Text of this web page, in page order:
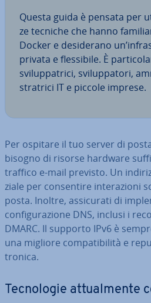
Questa guida è pensata per
ze tecniche che hanno
Docker e de­si­de­ra­no
privata e fles­si­bi­le. È
svi­lup­pa­tri­ci, svi­lup­pa­to­ri,
stra­tri­ci IT e piccole imprese.
Per ospitare il tuo server di
bisogno di risorse hardware
traffico e-mail previsto. Un
zia­le per con­sen­ti­re in­te­ra­zio­ni
posta. Inoltre, as­si­cu­ra­ti di
con­fi­gu­ra­zio­ne DNS, inclusi i
DMARC. Il supporto IPv6 è
una migliore com­pa­ti­bi­li­tà e
tro­ni­ca.
Tec­no­lo­gie at­tual­men­te